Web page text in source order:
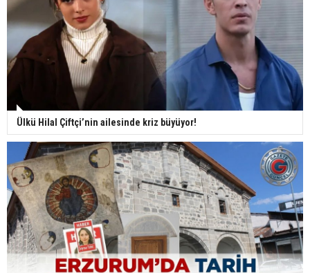
Ülkü Hilal Çiftçi’nin ailesinde kriz büyüyor!